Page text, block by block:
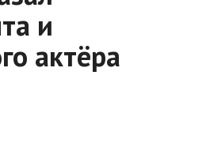
и
актёра